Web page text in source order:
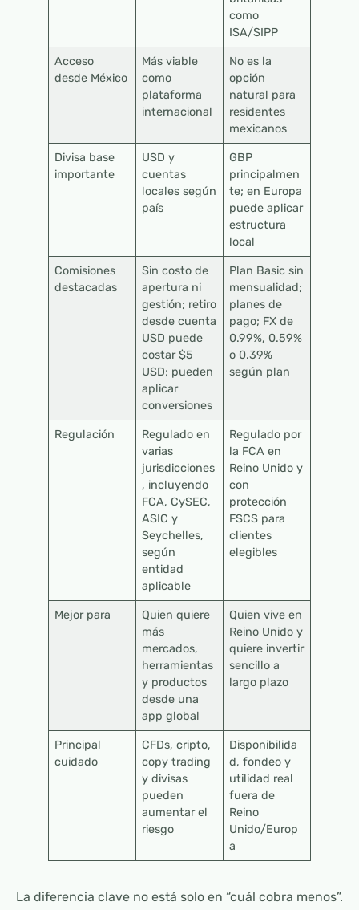
como
ISA/SIPP
Acceso
desde México
Más viable
como
plataforma
internacional
No es la
opción
natural para
residentes
mexicanos
Divisa base
importante
USD y
cuentas
locales según
país
GBP
principalmen
te; en Europa
puede aplicar
estructura
local
Comisiones
destacadas
Sin costo de
apertura ni
gestión; retiro
desde cuenta
USD puede
costar $5
USD; pueden
aplicar
conversiones
Plan Basic sin
mensualidad;
planes de
pago; FX de
0.99%, 0.59%
o 0.39%
según plan
Regulación
Regulado en
varias
jurisdicciones
, incluyendo
FCA, CySEC,
ASIC y
Seychelles,
según
entidad
aplicable
Regulado por
la FCA en
Reino Unido y
con
protección
FSCS para
clientes
elegibles
Mejor para
Quien quiere
más
mercados,
herramientas
y productos
desde una
app global
Quien vive en
Reino Unido y
quiere invertir
sencillo a
largo plazo
Principal
cuidado
CFDs, cripto,
copy trading
y divisas
pueden
aumentar el
riesgo
Disponibilida
d, fondeo y
utilidad real
fuera de
Reino
Unido/Europ
a
La diferencia clave no está solo en “cuál cobra menos”.